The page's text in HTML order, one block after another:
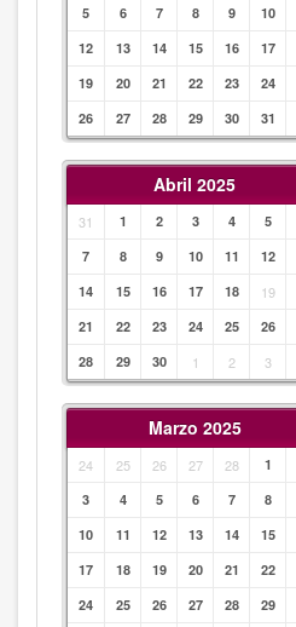
5 6 7 8 9 10
12
13 14 15 16 17
19
20 21 22 23 24
26
27 28 29 30 31
Abril 2025
31 1 2 3 4 5
7
8 9 10 11 12
14
15 16 17 18 19
21
22 23 24 25 26
28
29 30 1 2 3
Marzo 2025
24 25 26 27 28 1
3
4 5 6 7 8
10
11 12 13 14 15
17
18 19 20 21 22
24
25 26 27 28 29